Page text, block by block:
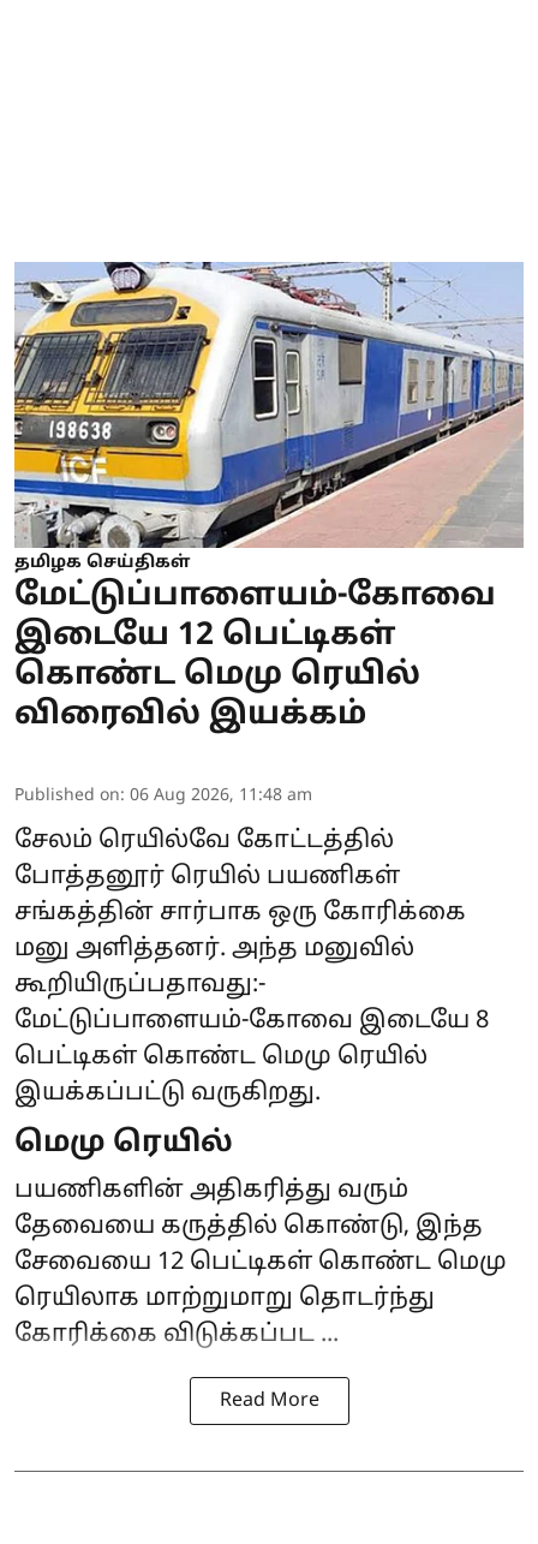
தமிழக செய்திகள்
மேட்டுப்பாளையம்-கோவை
இடையே 12 பெட்டிகள்
கொண்ட மெமு ரெயில்
விரைவில் இயக்கம்
Published on: 06 Aug 2026, 11:48 am
சேலம் ரெயில்வே கோட்டத்தில்
போத்தனூர் ரெயில் பயணிகள்
சங்கத்தின் சார்பாக ஒரு கோரிக்கை
மனு அளித்தனர். அந்த மனுவில்
கூறியிருப்பதாவது:-
மேட்டுப்பாளையம்-கோவை இடையே 8
பெட்டிகள் கொண்ட மெமு ரெயில்
இயக்கப்பட்டு வருகிறது.
மெமு ரெயில்
பயணிகளின் அதிகரித்து வரும்
தேவையை கருத்தில் கொண்டு, இந்த
சேவையை 12 பெட்டிகள் கொண்ட மெமு
ரெயிலாக மாற்றுமாறு தொடர்ந்து
கோரிக்கை விடுக்கப்பட ...
Read More